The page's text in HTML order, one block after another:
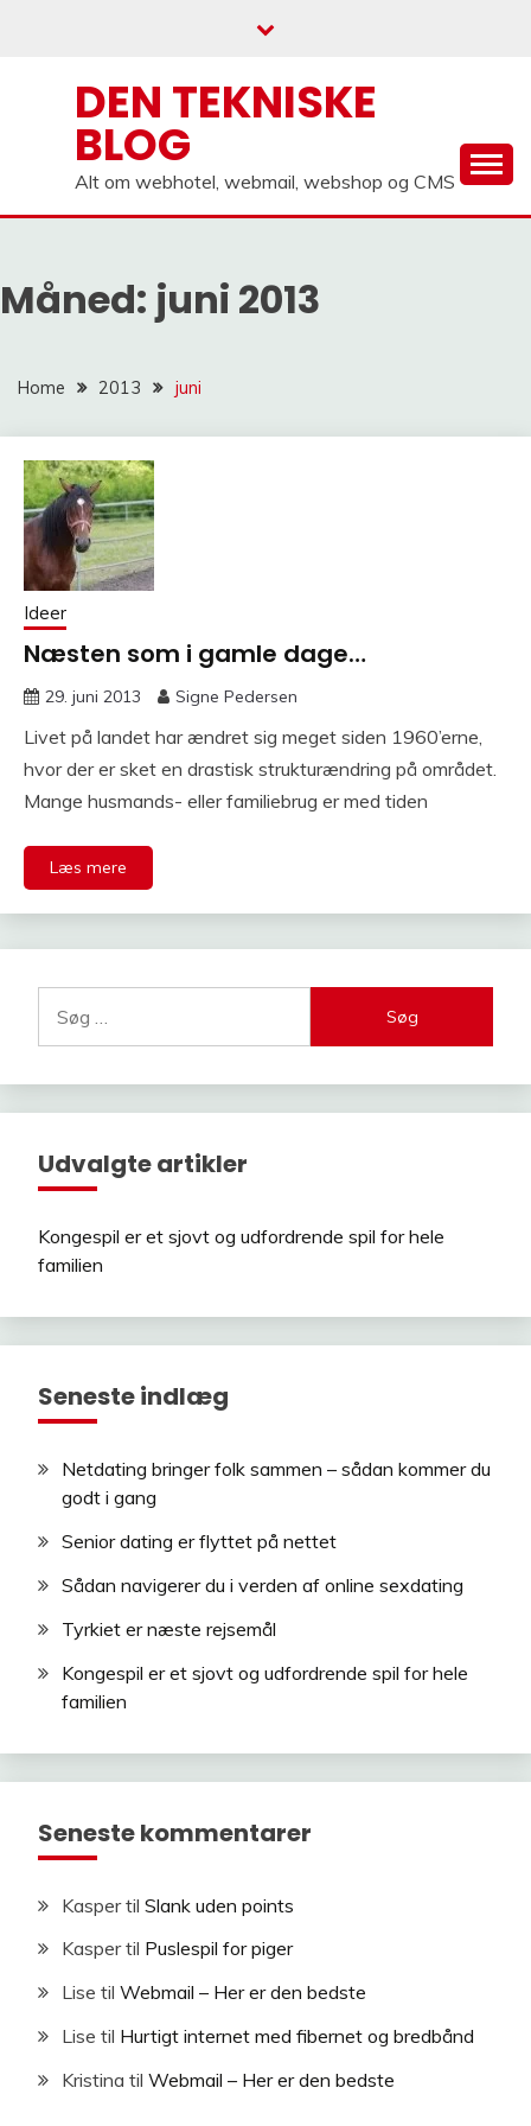
DEN TEKNISKE
BLOG
Alt om webhotel, webmail, webshop og CMS
Måned: juni 2013
Home 2013 juni
Ideer
Næsten som i gamle dage…
29. juni 2013 Signe Pedersen
Livet på landet har ændret sig meget siden 1960’erne,
hvor der er sket en drastisk strukturændring på området.
Mange husmands- eller familiebrug er med tiden
Læs mere
efter:
Udvalgte artikler
Kongespil er et sjovt og udfordrende spil for hele
familien
Seneste indlæg
Netdating bringer folk sammen – sådan kommer du
godt i gang
Senior dating er flyttet på nettet
Sådan navigerer du i verden af online sexdating
Tyrkiet er næste rejsemål
Kongespil er et sjovt og udfordrende spil for hele
familien
Seneste kommentarer
Kaspertil Slank uden points
Kaspertil Puslespil for piger
Lise til Webmail – Her er den bedste
Lise til Hurtigt internet med fibernet og bredbånd
Kristina til Webmail – Her er den bedste